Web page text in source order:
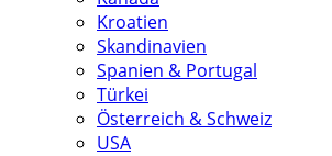
Kroatien
Skandinavien
Spanien & Portugal
Türkei
Österreich & Schweiz
USA